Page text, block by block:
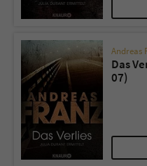
Andreas
Das
07)